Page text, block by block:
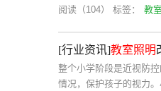
阅读（104） 标签： 教
[行业资讯]教室照明
整个小学阶段是近视防
情况，保护孩子的视力